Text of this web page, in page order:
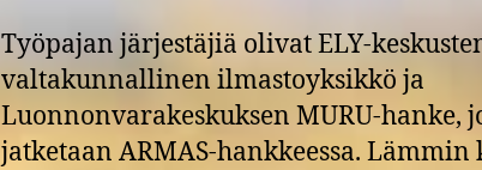
Työpajan järjestäjiä olivat ELY-
valtakunnallinen ilmastoyksikkö ja
Luonnonvarakeskuksen MURU-hanke,
jatketaan ARMAS-hankkeessa.